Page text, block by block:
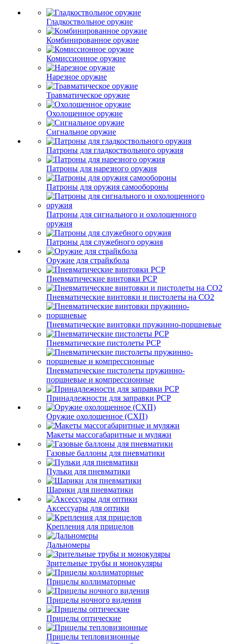
Гладкоствольное оружие
Комбинированное оружие
Комиссионное оружие
Нарезное оружие
Травматическое оружие
Охолощенное оружие
Сигнальное оружие
Патроны для гладкоствольного оружия
Патроны для нарезного оружия
Патроны для оружия самообороны
Патроны для сигнального и охолощенного
оружия
Патроны для служебного оружия
Оружие для страйкбола
Пневматические винтовки PCP
Пневматические винтовки и пистолеты на CO2
Пневматические винтовки пружинно-поршневые
Пневматические пистолеты PCP
Пневматические пистолеты пружинно-
поршневые и компрессионные
Принадлежности для заправки PCP
Оружие охолощенное (СХП)
Макеты массогабаритные и муляжи
Газовые баллоны для пневматики
Пульки для пневматики
Шарики для пневматики
Аксессуары для оптики
Крепления для прицелов
Дальномеры
Зрительные трубы и монокуляры
Прицелы коллиматорные
Прицелы ночного видения
Прицелы оптические
Прицелы тепловизионные